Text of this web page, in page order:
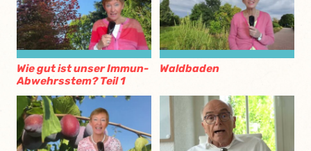
Wie gut ist unser Immun-
Abwehrsstem? Teil 1
Waldbaden